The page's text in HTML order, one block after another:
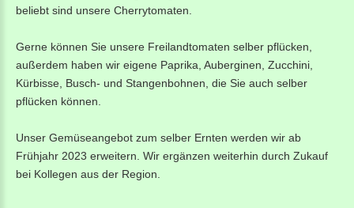
beliebt sind unsere Cherrytomaten.
Gerne können Sie unsere Freilandtomaten selber pflücken,
außerdem haben wir eigene Paprika, Auberginen, Zucchini,
Kürbisse, Busch- und Stangenbohnen, die Sie auch selber
pflücken können.
Unser Gemüseangebot zum selber Ernten werden wir ab
Frühjahr 2023 erweitern. Wir ergänzen weiterhin durch Zukauf
bei Kollegen aus der Region.